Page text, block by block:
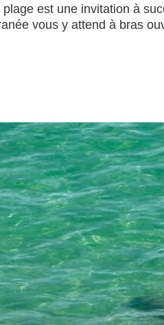
est une invitation à
vous y attend à bras